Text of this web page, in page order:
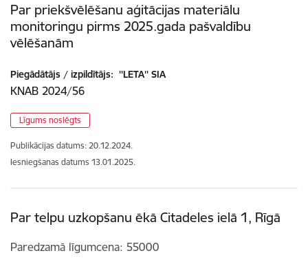
Par priekšvēlēšanu aģitācijas materiālu
monitoringu pirms 2025.gada pašvaldību
vēlēšanām
Piegādātājs / izpildītājs: ''LETA'' SIA
KNAB 2024/56
Līgums noslēgts
Publikācijas datums: 20.12.2024.
Iesniegšanas datums 13.01.2025.
Par telpu uzkopšanu ēkā Citadeles ielā 1, Rīgā
Paredzamā līgumcena 55000